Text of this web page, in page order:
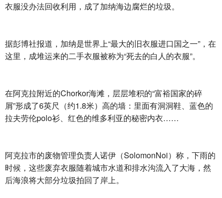
衣服没办法回收利用，成了加纳海边腐烂的垃圾。
据彭博社报道，加纳是世界上“最大的旧衣服进口国之一”，在
这里，成堆运来的二手衣服被称为“死去的白人的衣服”。
在阿克拉附近的Chorkor海滩，层层堆积的“富裕国家的碎
屑”形成了6英尺（约1.8米）高的墙：里面有洞洞鞋、蓝色的
拉夫劳伦polo衫、红色的维多利亚的秘密内衣……
阿克拉市的废物管理负责人诺伊（SolomonNoi）称，下雨的
时候，这些废弃衣服随着城市水道和排水沟流入了大海，然
后海浪将大部分垃圾拍回了岸上。